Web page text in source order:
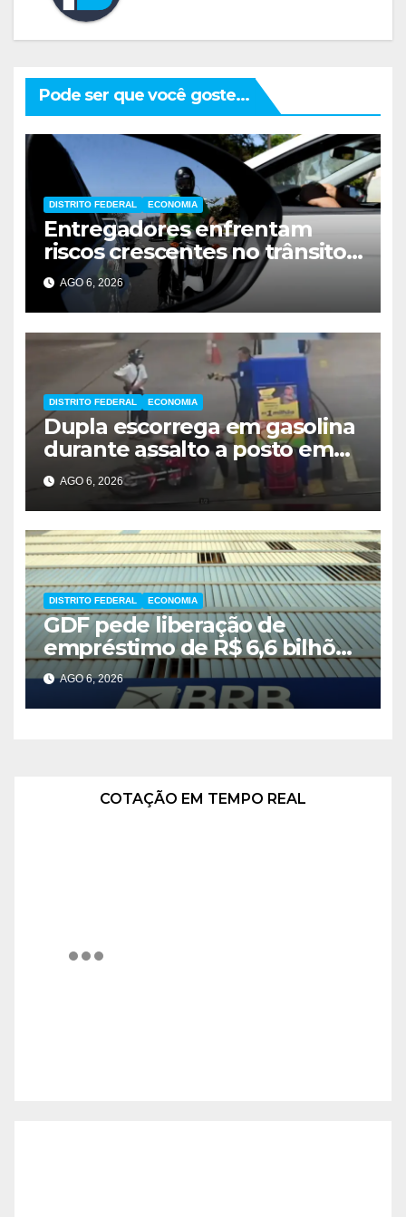
Pode ser que você goste...
DISTRITO FEDERAL ECONOMIA
Entregadores enfrentam
riscos crescentes no trânsito
de Brasília
AGO 6, 2026
DISTRITO FEDERAL ECONOMIA
Dupla escorrega em gasolina
durante assalto a posto em
Ceilândia
AGO 6, 2026
DISTRITO FEDERAL ECONOMIA
GDF pede liberação de
empréstimo de R$ 6,6 bilhões
e critica inércia do FGC
AGO 6, 2026
COTAÇÃO EM TEMPO REAL